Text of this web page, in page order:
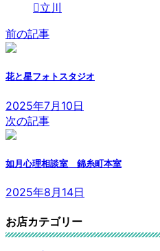
立川
前の記事
花と星フォトスタジオ
2025年7月10日
次の記事
如月心理相談室 錦糸町本室
2025年8月14日
お店カテゴリー